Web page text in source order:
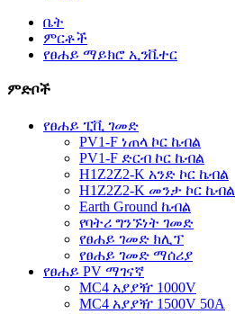
ቤት
ምርቶች
የፀሐይ ማይክሮ ኢንቬተር
ምድቦች
የፀሐይ ፒቪ ገመድ
PV1-F ነጠላ ኮር ኬብል
PV1-F ድርብ ኮር ኬብል
H1Z2Z2-K አንድ ኮር ኬብል
H1Z2Z2-K መንታ ኮር ኬብል
Earth Ground ኬብል
የባትሪ ግንኙነት ገመድ
የፀሐይ ገመድ ክሊፕ
የፀሐይ ገመድ ማሰሪያ
የፀሐይ PV ማገናኛ
MC4 አያያዥ 1000V
MC4 አያያዥ 1500V 50A